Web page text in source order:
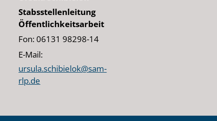
Stabsstellenleitung
Öffentlichkeitsarbeit
Fon: 06131 98298-14
E-Mail:
ursula.schibielok@sam-
rlp.de